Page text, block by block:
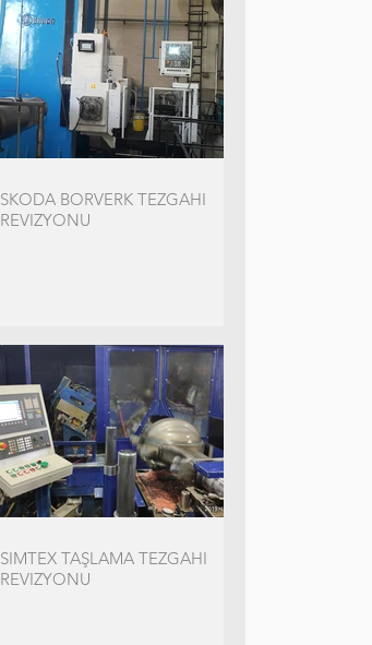
SKODA BORVERK TEZGAHI
REVIZYONU
SIMTEX TAŞLAMA TEZGAHI
REVIZYONU